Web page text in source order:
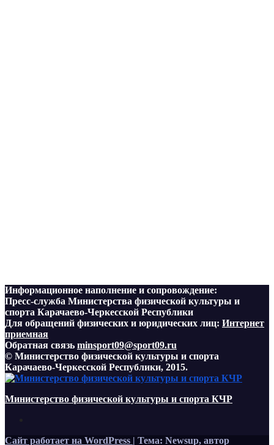
Информационное наполнение и сопровождение:
Пресс-служба Министерства физической культуры и
спорта Карачаево-Черкесской Республики
Для обращений физических и юридических лиц: Интернет
приемная
Обратная связь minsport09@sport09.ru
© Министерство физической культуры и спорта
Карачаево-Черкесской Республики, 2015.
Министерство физической культуры и спорта КЧР
Сайт работает на WordPress | Тема: Newsup, автор